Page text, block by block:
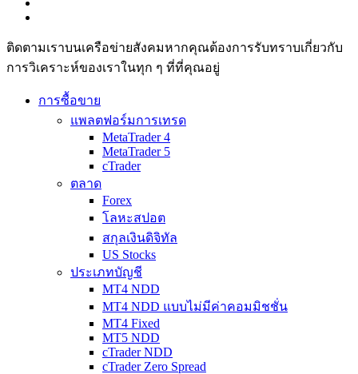
ติดตามเราบนเครือข่ายสังคมหากคุณต้องการรับทราบเกี่ยวกับ
การวิเ­คราะห์ของเราในทุก ๆ ที่ที่คุณอยู่
การซื้อขาย
แพลตฟอร์มการเทรด
MetaTrader 4
MetaTrader 5
cTrader
ตลาด
Forex
โลหะสปอต
สกุลเงินดิจิทัล
US Stocks
ประเภทบัญชี
MT4 NDD
MT4 NDD แบบไม่มีค่าคอมมิชชั่น
MT4 Fixed
MT5 NDD
cTrader NDD
cTrader Zero Spread